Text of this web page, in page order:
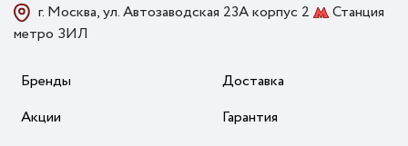
г. Москва, ул. Автозаводская 23А корпус 2
Станция
метро ЗИЛ
Бренды
Акции
Доставка
Гарантия